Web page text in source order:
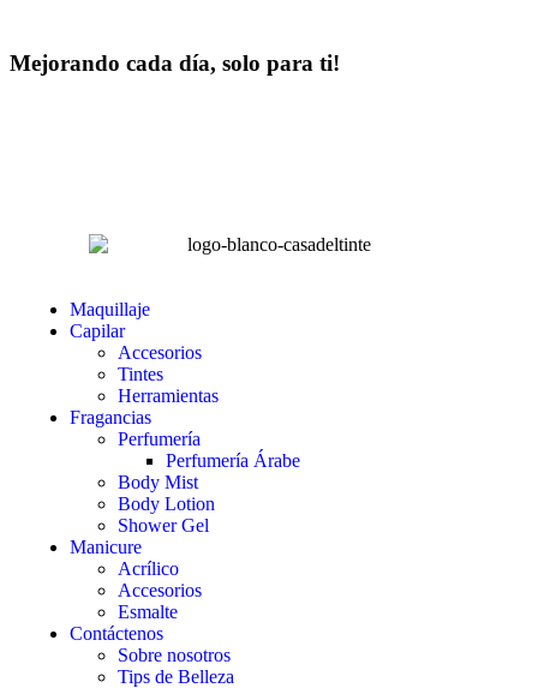
Mejorando cada día, solo para ti!
Maquillaje
Capilar
Accesorios
Tintes
Herramientas
Fragancias
Perfumería
Perfumería Árabe
Body Mist
Body Lotion
Shower Gel
Manicure
Acrílico
Accesorios
Esmalte
Contáctenos
Sobre nosotros
Tips de Belleza